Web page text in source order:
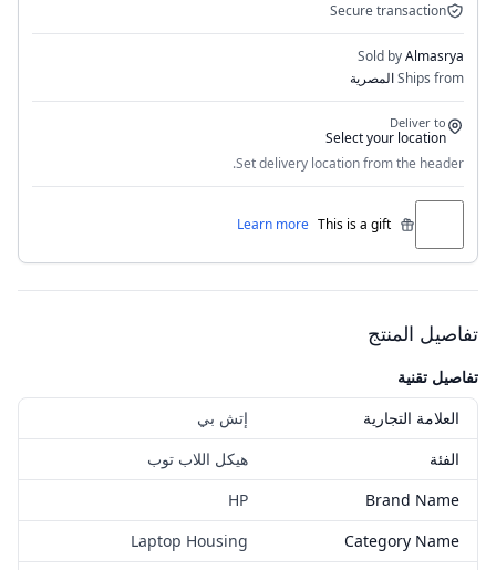
Secure transaction
Sold byAlmasrya
Ships fromالمصرية
Deliver to
Select your location
Set delivery location from the header.
This is a gift
Learn more
تفاصيل المنتج
تفاصيل تقنية
العلامة التجارية
إتش بي
الفئة
هيكل اللاب توب
Brand Name
HP
Category Name
Laptop Housing